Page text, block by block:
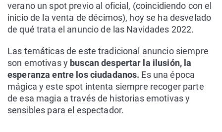
verano un spot previo al oficial, (coincidiendo con el
inicio de la venta de décimos), hoy se ha desvelado
de qué trata el anuncio de las Navidades 2022.
Las temáticas de este tradicional anuncio siempre
son emotivas ybuscan despertar la ilusión, la
esperanza entre los ciudadanos. Es una época
mágica y este spot intenta siempre recoger parte
de esa magia a través de historias emotivas y
sensibles para el espectador.